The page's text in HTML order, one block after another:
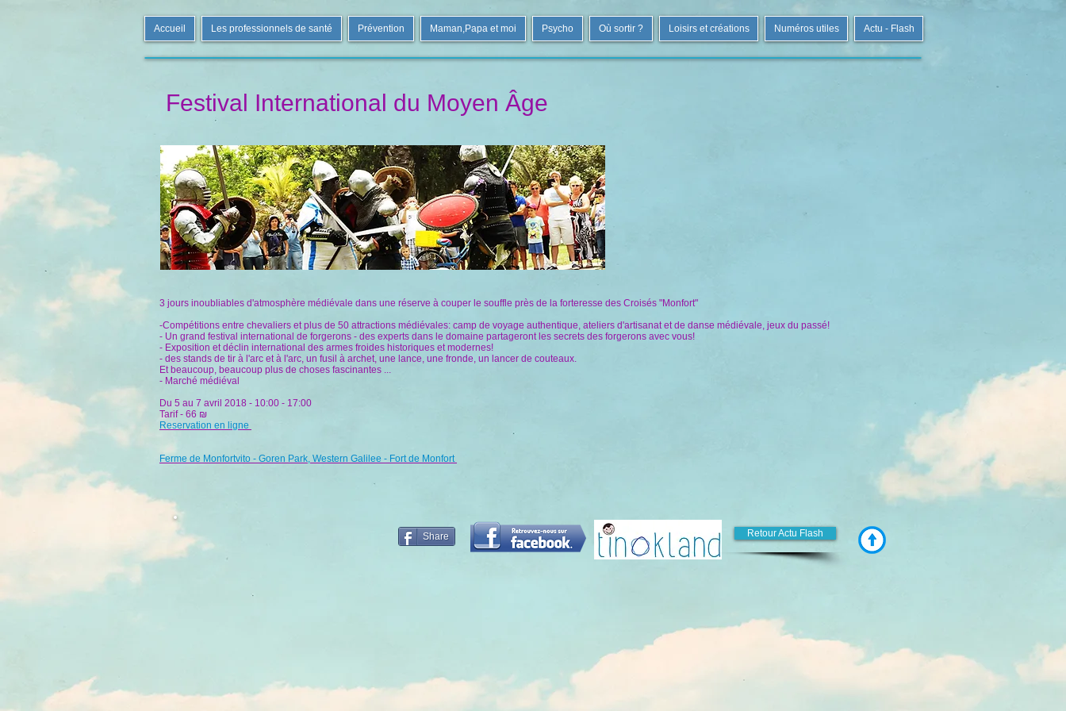
Accueil Les professionnels de santé Prévention Maman,Papa et moi Psycho Où sortir ? Loisirs et créations Numéros utiles Actu - Flash
Festival International du Moyen Âge
3 jours inoubliables d'atmosphère médiévale dans une réserve à couper le souffle près de la forteresse des Croisés "Monfort"
-Compétitions entre chevaliers et plus de 50 attractions médiévales: camp de voyage authentique, ateliers d'artisanat et de danse médiévale, jeux du passé!
- Un grand festival international de forgerons - des experts dans le domaine partageront les secrets des forgerons avec vous!
- Exposition et déclin international des armes froides historiques et modernes!
- des stands de tir à l'arc et à l'arc, un fusil à archet, une lance, une fronde, un lancer de couteaux.
Et beaucoup, beaucoup plus de choses fascinantes ...
- Marché médiéval
Du 5 au 7 avril 2018 - 10:00 - 17:00
Tarif - 66 ₪
Reservation en ligne
Ferme de Monfortvito - Goren Park, Western Galilee - Fort de Monfort
Share Retour Actu Flash